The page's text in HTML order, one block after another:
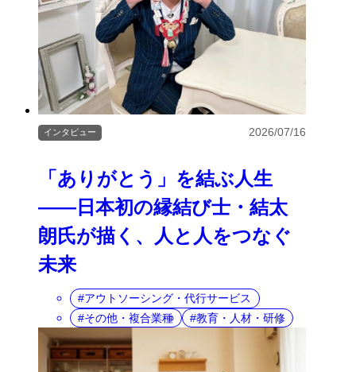
「ありがとう」を結ぶ人生
――日本初の縁結び士・結太
朗氏が描く、人と人をつなぐ
未来
インタビュー 2026/07/16
アウトソーシング・代行サービス
その他・複合業種
教育・人材・研修